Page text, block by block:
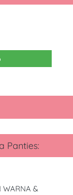
Panties:
WARNA &